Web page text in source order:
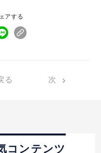
アする
る 次
コンテンツ